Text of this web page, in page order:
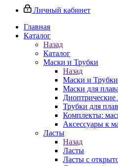
Личный кабинет
Главная
Каталог
Назад
Каталог
Маски и Трубки
Назад
Маски и Трубки
Маски для
Трубки для
Комплекты:
Аксессуары к
Ласты
Назад
Ласты
Ласты с